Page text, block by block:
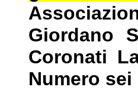
Giordano
Coronati
Numero sei